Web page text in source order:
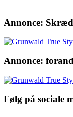
Annonce:
Annonce:
Følg på sociale